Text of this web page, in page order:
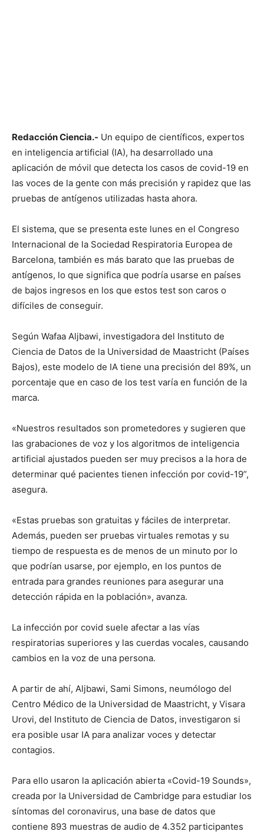
Redacción Ciencia.- Un equipo de científicos, expertos
en inteligencia artificial (IA), ha desarrollado una
aplicación de móvil que detecta los casos de covid-19 en
las voces de la gente con más precisión y rapidez que las
pruebas de antígenos utilizadas hasta ahora.
El sistema, que se presenta este lunes en el Congreso
Internacional de la Sociedad Respiratoria Europea de
Barcelona, también es más barato que las pruebas de
antígenos, lo que significa que podría usarse en países
de bajos ingresos en los que estos test son caros o
difíciles de conseguir.
Según Wafaa Aljbawi, investigadora del Instituto de
Ciencia de Datos de la Universidad de Maastricht (Países
Bajos), este modelo de IA tiene una precisión del 89%, un
porcentaje que en caso de los test varía en función de la
marca.
«Nuestros resultados son prometedores y sugieren que
las grabaciones de voz y los algoritmos de inteligencia
artificial ajustados pueden ser muy precisos a la hora de
determinar qué pacientes tienen infección por covid-19”,
asegura.
«Estas pruebas son gratuitas y fáciles de interpretar.
Además, pueden ser pruebas virtuales remotas y su
tiempo de respuesta es de menos de un minuto por lo
que podrían usarse, por ejemplo, en los puntos de
entrada para grandes reuniones para asegurar una
detección rápida en la población», avanza.
La infección por covid suele afectar a las vías
respiratorias superiores y las cuerdas vocales, causando
cambios en la voz de una persona.
A partir de ahí, Aljbawi, Sami Simons, neumólogo del
Centro Médico de la Universidad de Maastricht, y Visara
Urovi, del Instituto de Ciencia de Datos, investigaron si
era posible usar IA para analizar voces y detectar
contagios.
Para ello usaron la aplicación abierta «Covid-19 Sounds»,
creada por la Universidad de Cambridge para estudiar los
síntomas del coronavirus, una base de datos que
contiene 893 muestras de audio de 4.352 participantes